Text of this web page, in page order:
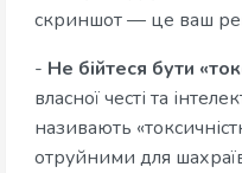
скриншот — це ваш
- Не бійтеся бути
власної честі та
називають
отруйними для